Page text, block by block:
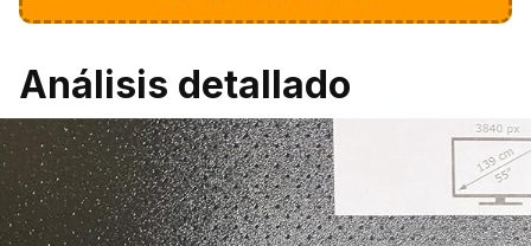
Análisis detallado